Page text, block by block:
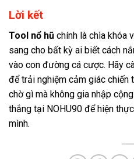
Lời kết
Tool nổ hũ chính là chìa khóa
sang cho bất kỳ ai biết cách
vào con đường cá cược. Hãy
để trải nghiệm cảm giác chiến
chờ gì mà không gia nhập
thắng tại NOHU90 để hiện
mình.